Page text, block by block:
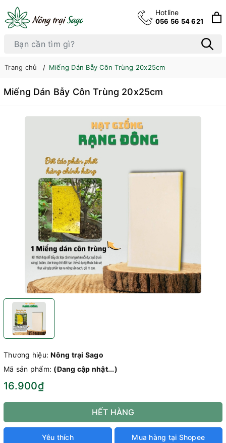
Hotline
056 56 54 621
Trang chủ Miếng Dán Bẫy Côn Trùng 20x25cm
Miếng Dán Bẫy Côn Trùng 20x25cm
Thương hiệu:Nông trại Sago
Mã sản phẩm: (Đang cập nhật...)
16.900₫
HẾT HÀNG
Yêu thích Mua hàng tại Shopee